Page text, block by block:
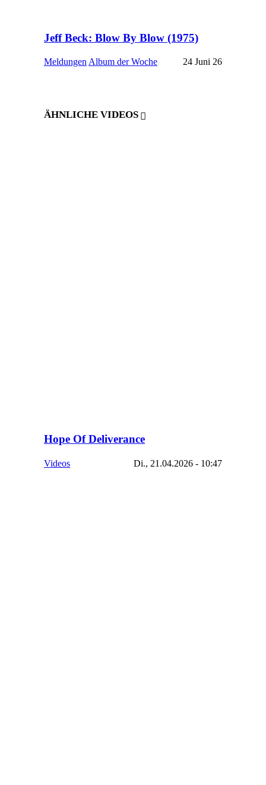
Jeff Beck: Blow By Blow (1975)
Meldungen Album der Woche 24 Juni 26
ÄHNLICHE VIDEOS
Hope Of Deliverance
Videos Di., 21.04.2026 - 10:47